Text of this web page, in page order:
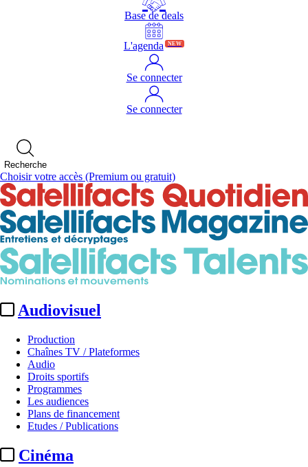
Base de deals
L'agenda NEW
Se connecter
Se connecter
Recherche
Choisir votre accès (Premium ou gratuit)
Audiovisuel
Production
Chaînes TV / Plateformes
Audio
Droits sportifs
Programmes
Les audiences
Plans de financement
Etudes / Publications
Cinéma